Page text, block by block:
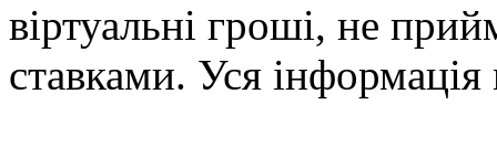
віртуальні гроші, не
ставками. Уся